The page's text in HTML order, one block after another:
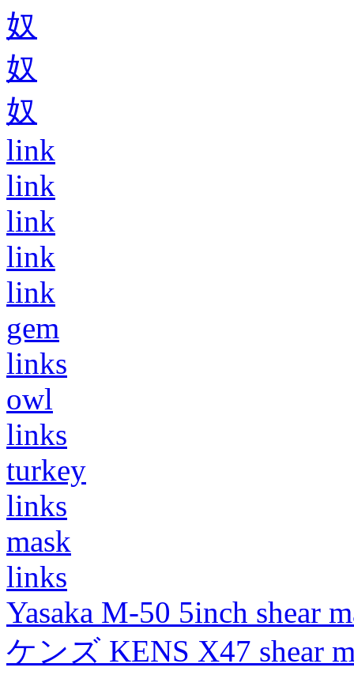
奴
奴
奴
link
link
link
link
link
gem
links
owl
links
turkey
links
mask
links
Yasaka M-50 5inch shear
ケンズ KENS X47 shear